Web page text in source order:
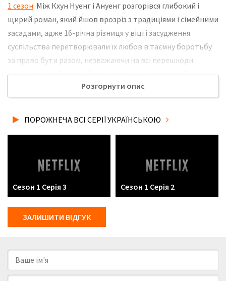
1 сезон: Між Кхун Нуенг і Ануенг розгорівся глибокий і
щирий роман, який йшов врозріз з традиціями і сімейними
засадами, адже 16-річна різниця у віці і засудження
суспільства перетворювали їх любов в таємну боротьбу
за право бути разом, незважаючи на всі перешкоди.
Кожне їхнє побачення було наповнене трепетом і
обережністю, адже вони знали, що оточуючі можуть в
дала їм сміливість йти вперед і протистояти тиску, щоб
субтитрами!
Розгорнути опис
ПОРОЖНЕЧА ВСІ СЕРІЇ УКРАЇНСЬКОЮ
Сезон 1 Серія 3 Сезон 1 Серія 2
ЗАЛИШИТИ ВІДГУК